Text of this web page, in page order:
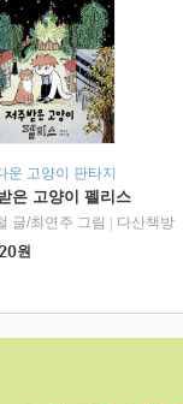
운 고양이 판타지
은 고양이 펠리스
글/최연주 그림
다산책방
원